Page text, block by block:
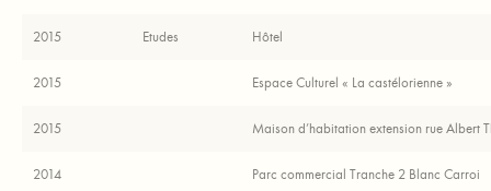
2015 Etudes Hôtel
2015 Espace Culturel « La castélorienne »
2015 Maison d’habitation extension rue Albert
2014 Parc commercial Tranche 2 Blanc Carroi